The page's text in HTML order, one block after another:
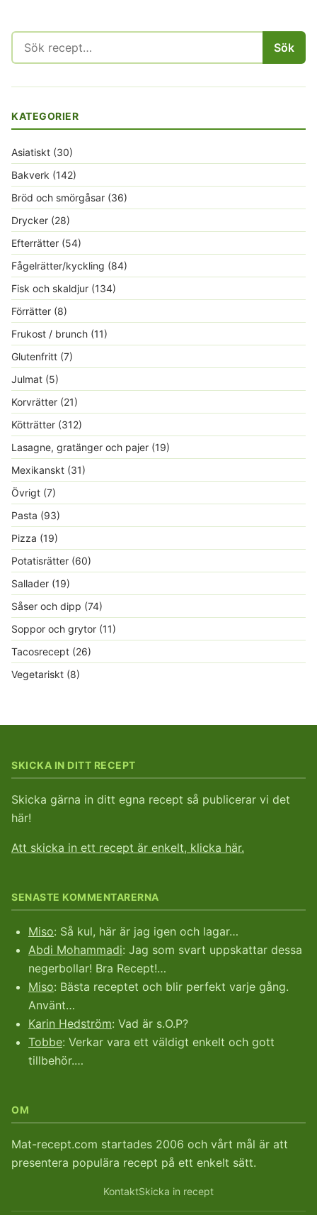
Sök
efter:
Sök
KATEGORIER
Asiatiskt (30)
Bakverk (142)
Bröd och smörgåsar (36)
Drycker (28)
Efterrätter (54)
Fågelrätter/kyckling (84)
Fisk och skaldjur (134)
Förrätter (8)
Frukost / brunch (11)
Glutenfritt (7)
Julmat (5)
Korvrätter (21)
Kötträtter (312)
Lasagne, gratänger och pajer (19)
Mexikanskt (31)
Övrigt (7)
Pasta (93)
Pizza (19)
Potatisrätter (60)
Sallader (19)
Såser och dipp (74)
Soppor och grytor (11)
Tacosrecept (26)
Vegetariskt (8)
SKICKA IN DITT RECEPT
Skicka gärna in ditt egna recept så publicerar vi det
här!
Att skicka in ett recept är enkelt, klicka här.
SENASTE KOMMENTARERNA
Miso: Så kul, här är jag igen och lagar…
Abdi Mohammadi: Jag som svart uppskattar dessa
negerbollar! Bra Recept!…
Miso: Bästa receptet och blir perfekt varje gång.
Använt…
Karin Hedström: Vad är s.O.P?
Tobbe: Verkar vara ett väldigt enkelt och gott
tillbehör.…
OM
Mat-recept.com startades 2006 och vårt mål är att
presentera populära recept på ett enkelt sätt.
KontaktSkicka in recept